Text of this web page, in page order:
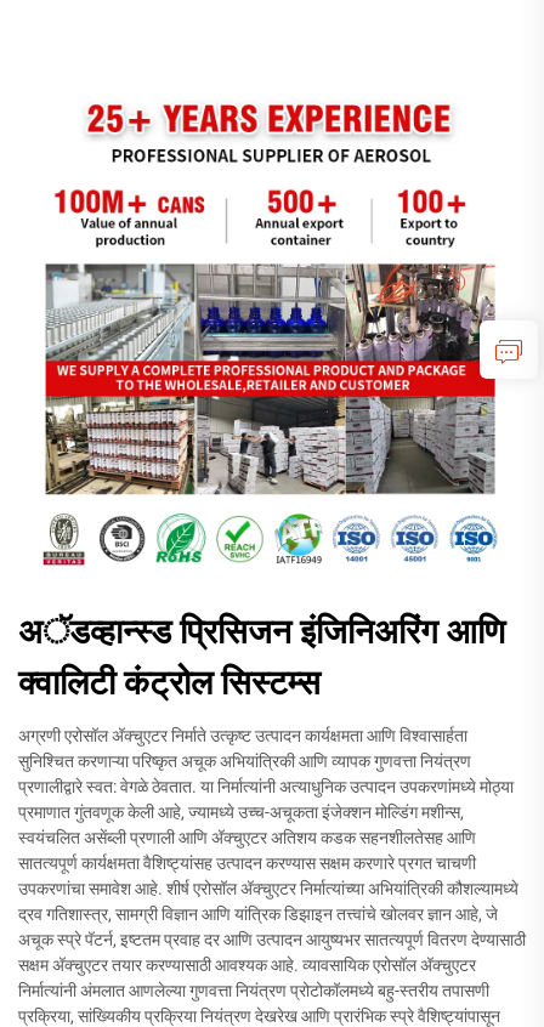
अॅडव्हान्स्ड प्रिसिजन इंजिनिअरिंग आणि
क्वालिटी कंट्रोल सिस्टम्स
अग्रणी एरोसॉल अ‍ॅक्चुएटर निर्माते उत्कृष्ट उत्पादन कार्यक्षमता आणि विश्वासार्हता
सुनिश्चित करणाऱ्या परिष्कृत अचूक अभियांत्रिकी आणि व्यापक गुणवत्ता नियंत्रण
प्रणालीद्वारे स्वत: वेगळे ठेवतात. या निर्मात्यांनी अत्याधुनिक उत्पादन उपकरणांमध्ये मोठ्या
प्रमाणात गुंतवणूक केली आहे, ज्यामध्ये उच्च-अचूकता इंजेक्शन मोल्डिंग मशीन्स,
स्वयंचलित असेंब्ली प्रणाली आणि अ‍ॅक्चुएटर अतिशय कडक सहनशीलतेसह आणि
सातत्यपूर्ण कार्यक्षमता वैशिष्ट्यांसह उत्पादन करण्यास सक्षम करणारे प्रगत चाचणी
उपकरणांचा समावेश आहे. शीर्ष एरोसॉल अ‍ॅक्चुएटर निर्मात्यांच्या अभियांत्रिकी कौशल्यामध्ये
द्रव गतिशास्त्र, सामग्री विज्ञान आणि यांत्रिक डिझाइन तत्त्वांचे खोलवर ज्ञान आहे, जे
अचूक स्प्रे पॅटर्न, इष्टतम प्रवाह दर आणि उत्पादन आयुष्यभर सातत्यपूर्ण वितरण देण्यासाठी
सक्षम अ‍ॅक्चुएटर तयार करण्यासाठी आवश्यक आहे. व्यावसायिक एरोसॉल अ‍ॅक्चुएटर
निर्मात्यांनी अंमलात आणलेल्या गुणवत्ता नियंत्रण प्रोटोकॉलमध्ये बहु-स्तरीय तपासणी
प्रक्रिया, सांख्यिकीय प्रक्रिया नियंत्रण देखरेख आणि प्रारंभिक स्प्रे वैशिष्ट्यांपासून